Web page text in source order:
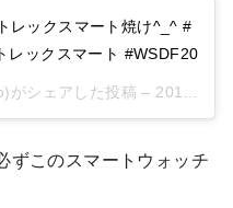
レックスマート焼け^_^ #
レックスマート #WSDF20
がシェアした投稿 – 2017年 9月月10日午前12時44分PDT
ずこのスマートウォッチ